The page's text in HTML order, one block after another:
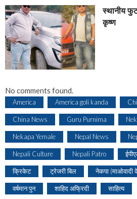
स्थानीय
कृष्ण
No comments found.
America America goli kanda
China News Guru Purnima
Nekapa Yemale Nepal News
Nepali Culture Nepali Patro
क्रिकेट ट्रेजरी बिल नेकपा (माओवादी
वर्षमान पुन शाहिद अफ्रिदी साहित्य